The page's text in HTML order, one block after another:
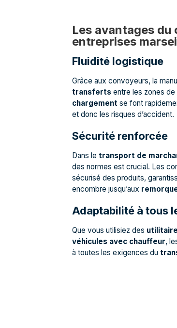
Les avantages
entreprises
Fluidité logistique
Grâce aux convoyeurs, la
transferts entre les zones
chargement se font
et donc les risques d’accident.
Sécurité renforcée
Dans letransport de
des normes est crucial. Les
sécurisé des produits,
encombre jusqu’aux
Adaptabilité à tous
Que vous utilisiez des
véhicules avec chauffeur,
à toutes les exigences du